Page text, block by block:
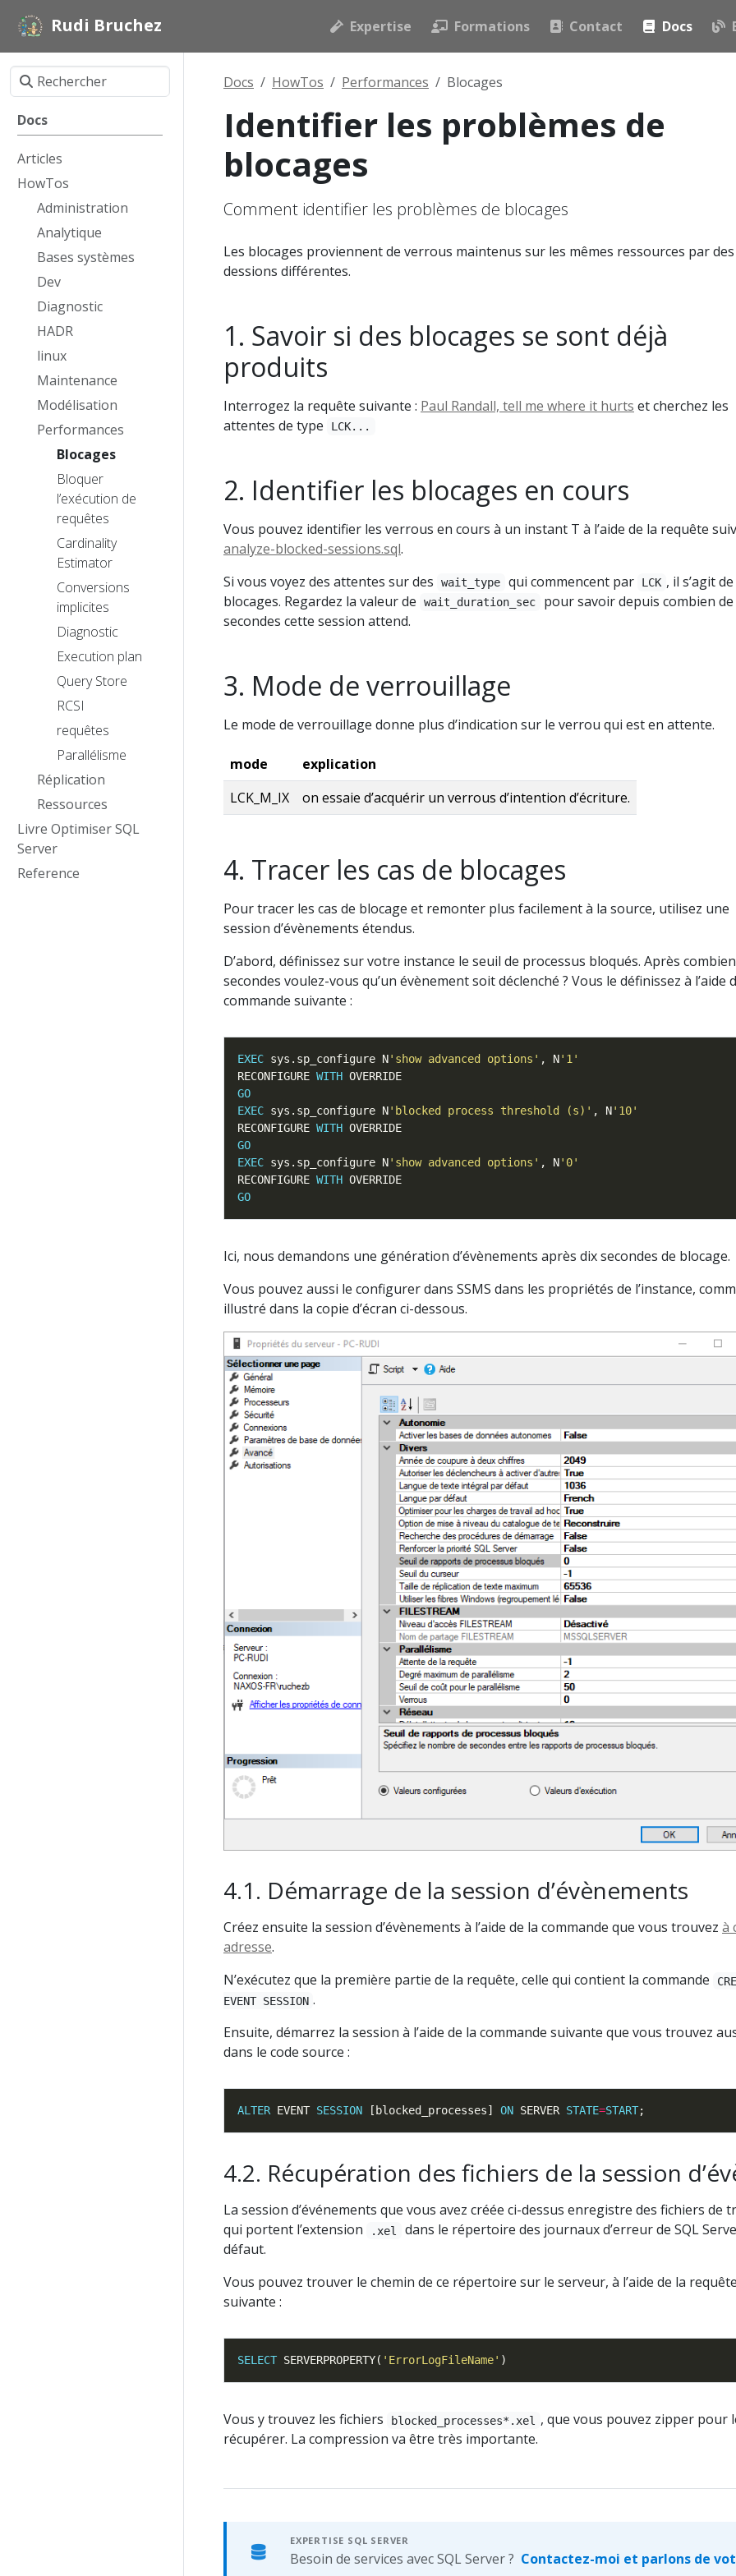
Rudi Bruchez Expertise Formations Contact Docs
Docs
Articles
HowTos
Administration
Analytique
Bases systèmes
Dev
Diagnostic
HADR
linux
Maintenance
Modélisation
Performances
Blocages
Bloquer
l’exécution de
requêtes
Cardinality
Estimator
Conversions
implicites
Diagnostic
Execution plan
Query Store
RCSI
requêtes
Parallélisme
Réplication
Ressources
Livre Optimiser SQL
Server
Reference
Docs HowTos Performances Blocages
Identifier les problèmes de
blocages
Comment identifier les problèmes de blocages
Les blocages proviennent de verrous maintenus sur les mêmes ressources par des
dessions différentes.
Savoir si des blocages se sont déjà
produits
Interrogez la requête suivante : Paul Randall, tell me where it hurts et cherchez les
attentes de type
LCK...
Identifier les blocages en cours
Vous pouvez identifier les verrous en cours à un instant T à l’aide de la requête
analyze-blocked-sessions.sql.
Si vous voyez des attentes sur des
wait_type qui commencent par LCK , il s’agit de
blocages. Regardez la valeur de
wait_duration_sec
pour savoir depuis combien de
secondes cette session attend.
Mode de verrouillage
Le mode de verrouillage donne plus d’indication sur le verrou qui est en attente.
mode
explication
LCK_M_IX
on essaie d’acquérir un verrous d’intention d’écriture.
Tracer les cas de blocages
Pour tracer les cas de blocage et remonter plus facilement à la source, utilisez une
session d’évènements étendus.
D’abord, définissez sur votre instance le seuil de processus bloqués. Après
secondes voulez-vous qu’un évènement soit déclenché ? Vous le définissez à l’aide
commande suivante :
EXEC sys.sp_configure N'show advanced options' , N'1'
RECONFIGURE WITH
GO
EXEC sys.sp_configure N'blocked process threshold (s)' , N'10'
RECONFIGURE WITH
GO
EXEC sys.sp_configure N'show advanced options' , N'0'
RECONFIGURE WITH
GO
Ici, nous demandons une génération d’évènements après dix secondes de blocage.
Vous pouvez aussi le configurer dans SSMS dans les propriétés de l’instance,
illustré dans la copie d’écran ci-dessous.
Démarrage de la session d’évènements
Créez ensuite la session d’évènements à l’aide de la commande que vous trouvez à
adresse.
N’exécutez que la première partie de la requête, celle qui contient la commande
EVENT SESSION .
Ensuite, démarrez la session à l’aide de la commande suivante que vous trouvez
dans le code source :
ALTER EVENT SESSION [blocked_processes] ON SERVER STATE=START
Récupération des fichiers de la session
La session d’événements que vous avez créée ci-dessus enregistre des fichiers de
qui portent l’extension
.xel
dans le répertoire des journaux d’erreur de SQL
défaut.
Vous pouvez trouver le chemin de ce répertoire sur le serveur, à l’aide de la
suivante :
SELECT SERVERPROPERTY( 'ErrorLogFileName'
Vous y trouvez les fichiers blocked_processes*.xel
, que vous pouvez zipper pour
récupérer. La compression va être très importante.
EXPERTISE SQL SERVER
Besoin de services avec SQL Server ? Contactez-moi et parlons de